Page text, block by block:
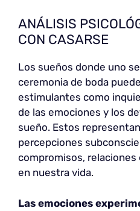
ANÁLISIS
CON CASARSE
Los sueños donde uno
ceremonia de boda
estimulantes como
de las emociones y los
sueño. Estos
percepciones
compromisos,
en nuestra vida.
Las emociones